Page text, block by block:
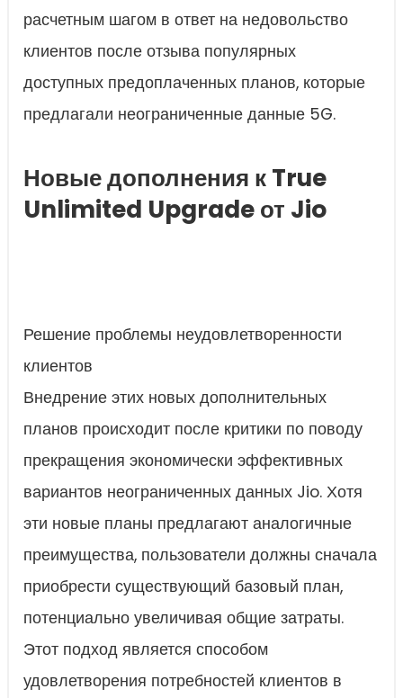
расчетным шагом в ответ на недовольство
клиентов после отзыва популярных
доступных предоплаченных планов, которые
предлагали неограниченные данные 5G.
Новые дополнения к True
Unlimited Upgrade от Jio
Решение проблемы неудовлетворенности
клиентов
Внедрение этих новых дополнительных
планов происходит после критики по поводу
прекращения экономически эффективных
вариантов неограниченных данных Jio. Хотя
эти новые планы предлагают аналогичные
преимущества, пользователи должны сначала
приобрести существующий базовый план,
потенциально увеличивая общие затраты.
Этот подход является способом
удовлетворения потребностей клиентов в